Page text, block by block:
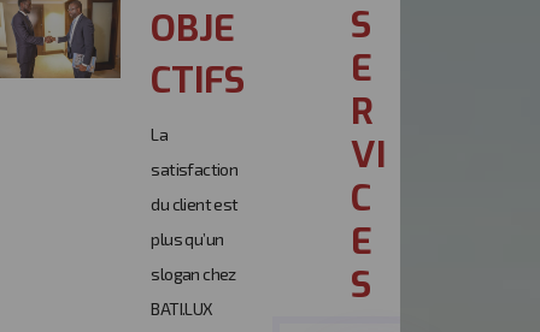
OBJE
CTIFS
La
satisfaction
du client est
plus qu’un
slogan chez
BATI.LUX
S
E
R
VI
C
E
S